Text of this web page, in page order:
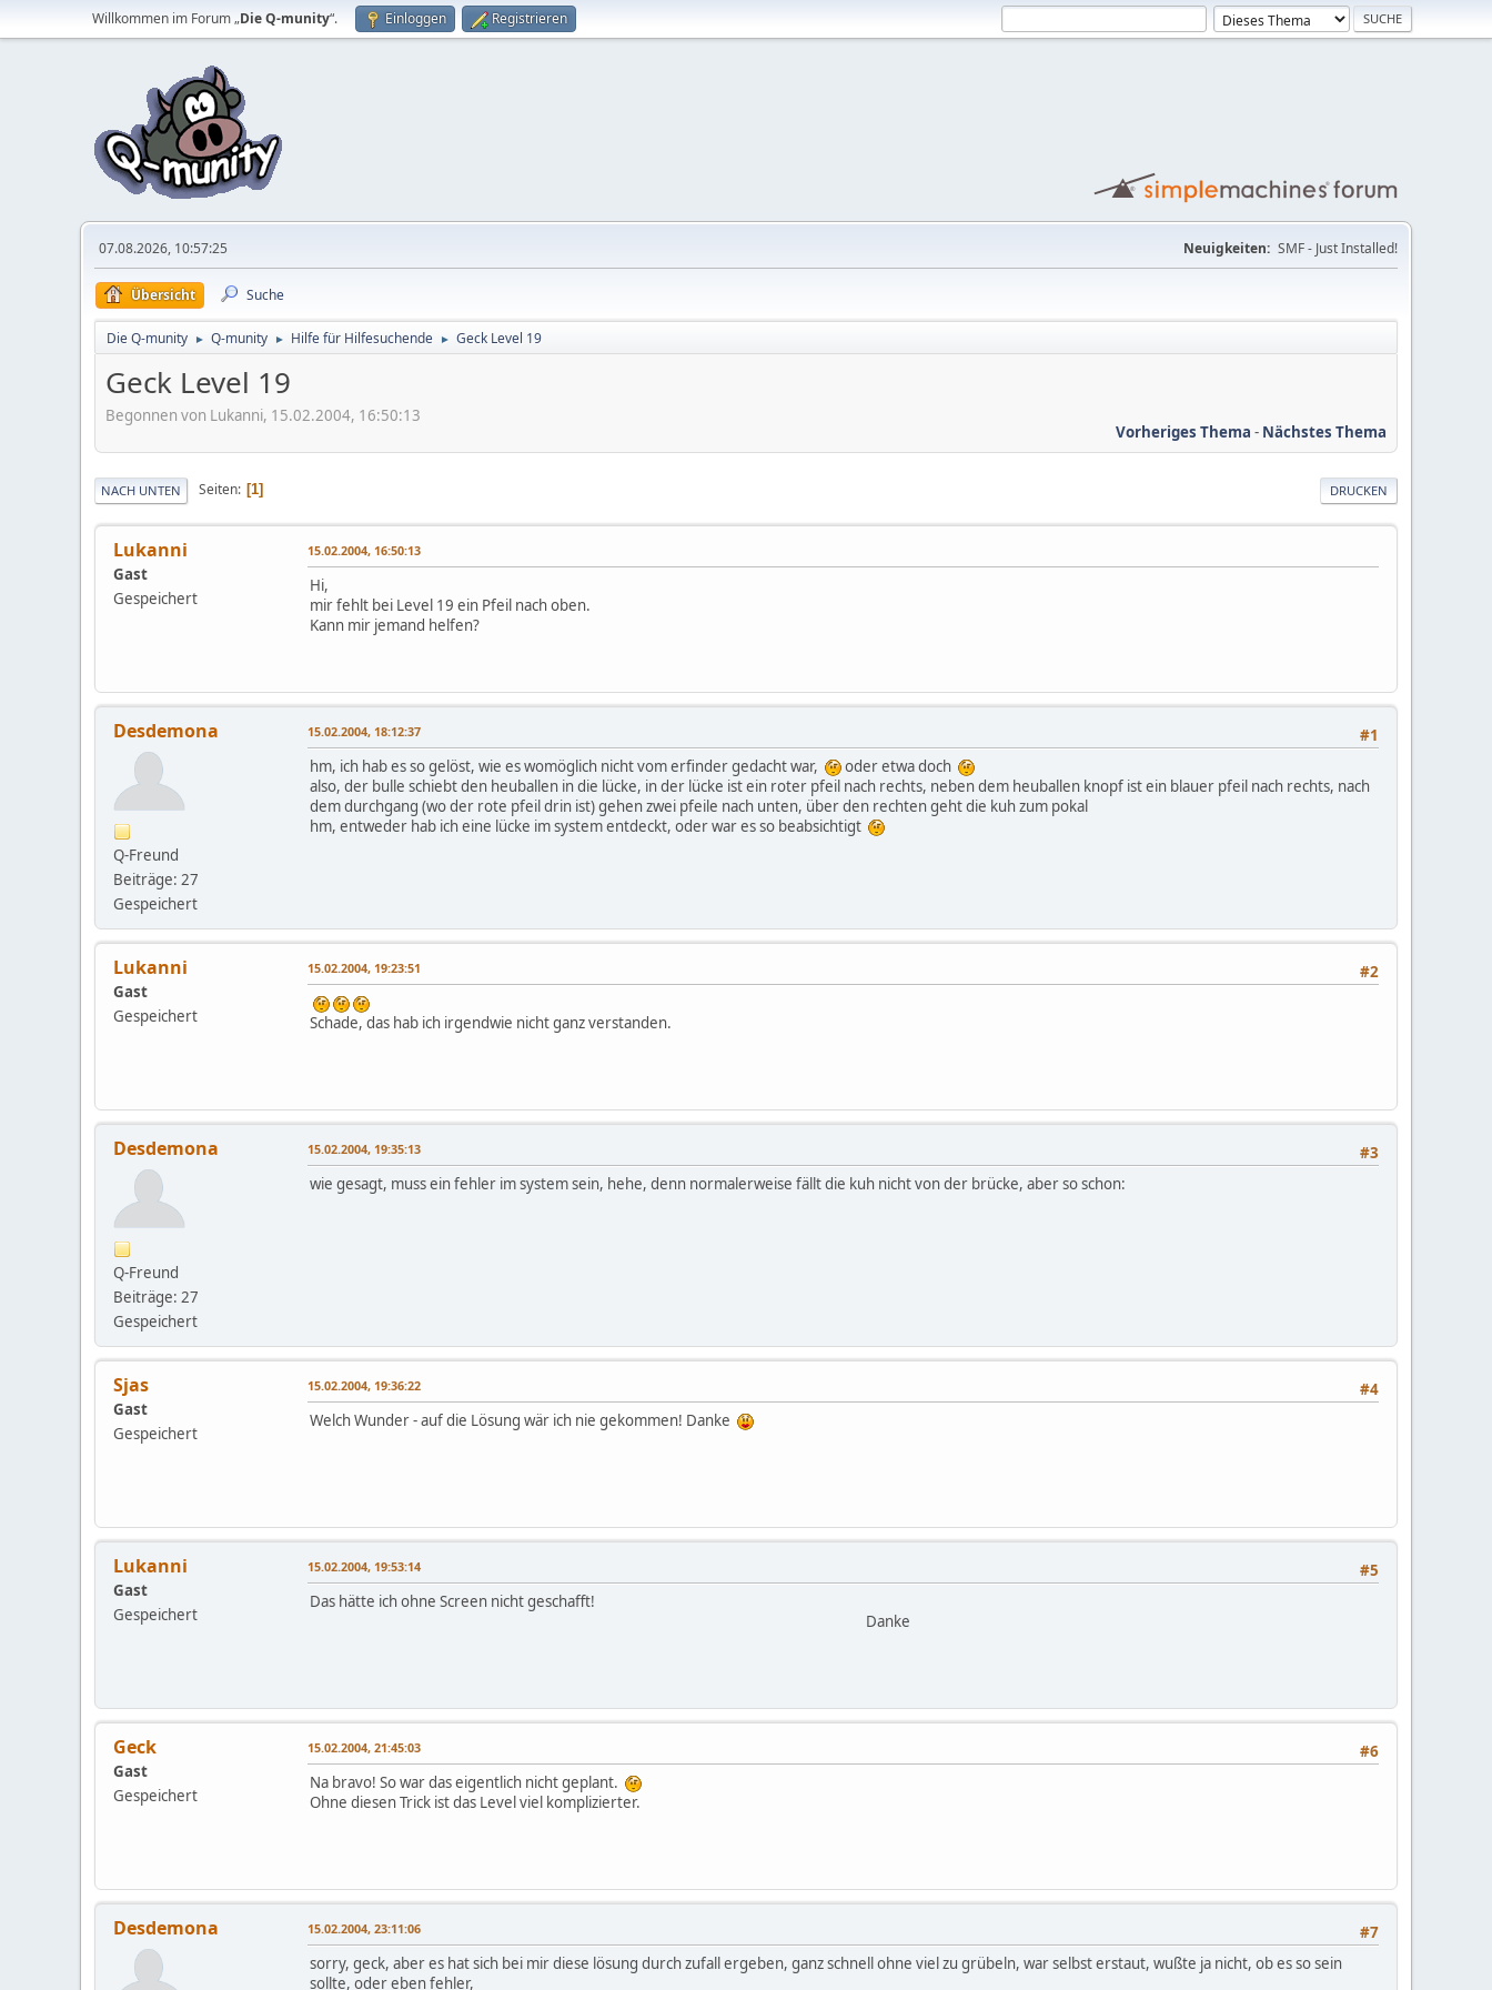
Willkommen im Forum „Die Q-munity“. Einloggen Registrieren
07.08.2026, 10:57:25 Neuigkeiten: SMF - Just Installed!
Übersicht Suche
Die Q-munity ► Q-munity ► Hilfe für Hilfesuchende ► Geck Level 19
Geck Level 19
Begonnen von Lukanni, 15.02.2004, 16:50:13
Vorheriges Thema - Nächstes Thema
DRUCKEN
NACH UNTEN Seiten 1
Lukanni
Gast
Gespeichert
15.02.2004, 16:50:13
Hi,
mir fehlt bei Level 19 ein Pfeil nach oben.
Kann mir jemand helfen?
Desdemona
Q-Freund
Beiträge: 27
Gespeichert
#1
15.02.2004, 18:12:37
hm, ich hab es so gelöst, wie es womöglich nicht vom erfinder gedacht war,
oder etwa doch
also, der bulle schiebt den heuballen in die lücke, in der lücke ist ein roter pfeil nach rechts, neben dem heuballen knopf ist ein blauer pfeil nach rechts, nach
dem durchgang (wo der rote pfeil drin ist) gehen zwei pfeile nach unten, über den rechten geht die kuh zum pokal
hm, entweder hab ich eine lücke im system entdeckt, oder war es so beabsichtigt
Lukanni
Gast
Gespeichert
#2
15.02.2004, 19:23:51
Schade, das hab ich irgendwie nicht ganz verstanden.
Desdemona
Q-Freund
Beiträge: 27
Gespeichert
#3
15.02.2004, 19:35:13
wie gesagt, muss ein fehler im system sein, hehe, denn normalerweise fällt die kuh nicht von der brücke, aber so schon:
Sjas
Gast
Gespeichert
#4
15.02.2004, 19:36:22
Welch Wunder - auf die Lösung wär ich nie gekommen! Danke
Lukanni
Gast
Gespeichert
#5
15.02.2004, 19:53:14
Das hätte ich ohne Screen nicht geschafft!
Danke
Geck
Gast
Gespeichert
#6
15.02.2004, 21:45:03
Na bravo! So war das eigentlich nicht geplant.
Ohne diesen Trick ist das Level viel komplizierter.
Desdemona #7
15.02.2004, 23:11:06
sorry, geck, aber es hat sich bei mir diese lösung durch zufall ergeben, ganz schnell ohne viel zu grübeln, war selbst erstaut, wußte ja nicht, ob es so sein
sollte, oder eben fehler,